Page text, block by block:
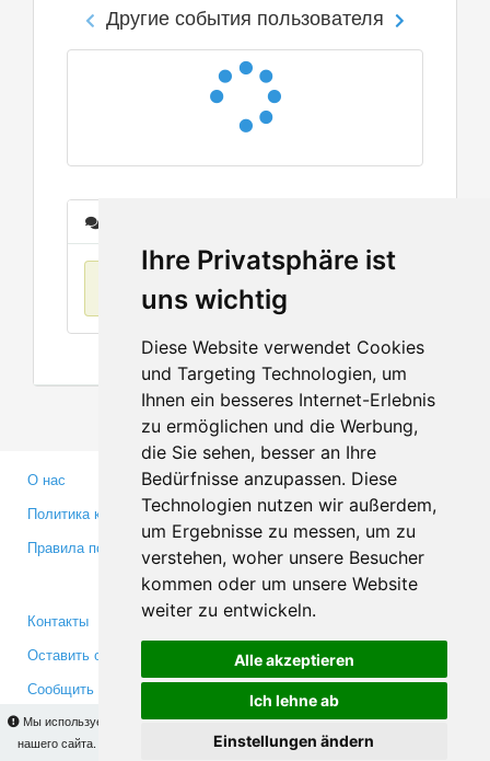
Ihre Privatsphäre ist
uns wichtig
Diese Website verwendet Cookies
und Targeting Technologien, um
Ihnen ein besseres Internet-Erlebnis
zu ermöglichen und die Werbung,
die Sie sehen, besser an Ihre
Bedürfnisse anzupassen. Diese
Technologien nutzen wir außerdem,
um Ergebnisse zu messen, um zu
verstehen, woher unsere Besucher
kommen oder um unsere Website
weiter zu entwickeln.
Alle akzeptieren
Ich lehne ab
Einstellungen ändern
Мы используем cookies для того, чтобы Вы могли использовать весь функционал
нашего сайта. На
Вы сможете узнать подробности и, при желании,
Другие события пользователя
О нас
Политика конфиденциальности
Правила пользования
Партнерам
Инвесторам
Медиа
Контакты
Оставить отзыв
Сообщить об ошибке
Facebook
Twitter
YouTube
Google+